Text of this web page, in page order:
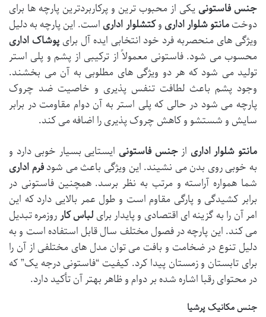
جنس فاستونی یکی از محبوب ترین و پرکاربردترین پارچه ها برای
دوختمانتو شلوار اداری وکتشلوار اداری است. این پارچه به دلیل
ویژگی های منحصربه فرد خود انتخابی ایده آل برایپوشاک اداری
محسوب می شود. فاستونی معمولاً از ترکیبی از پشم و پلی استر
تولید می شود که هر دو ویژگی های مطلوبی به آن می بخشند.
وجود پشم باعث لطافت تنفس پذیری و خاصیت ضد چروک
پارچه می شود در حالی که پلی استر به آن دوام مقاومت در برابر
سایش و شستشو و کاهش چروک پذیری را اضافه می کند.
مانتو شلوار اداری ازجنس فاستونی ایستایی بسیار خوبی دارد و
به خوبی روی بدن می نشیند. این ویژگی باعث می شودفرم اداری
شما همواره آراسته و مرتب به نظر برسد. همچنین فاستونی در
برابر کشیدگی و پارگی مقاوم است و طول عمر بالایی دارد که این
امر آن را به گزینه ای اقتصادی و پایدار برای لباس کار روزمره تبدیل
می کند. این پارچه در فصول مختلف سال قابل استفاده است و به
دلیل تنوع در ضخامت و بافت می توان مدل های مختلفی از آن را
برای تابستان و زمستان پیدا کرد. کیفیت “فاستونی درجه یک” که
در محتوای رقبا اشاره شده بر دوام و ظاهر بهتر آن تأکید دارد.
جنس مکانیک پرشیا